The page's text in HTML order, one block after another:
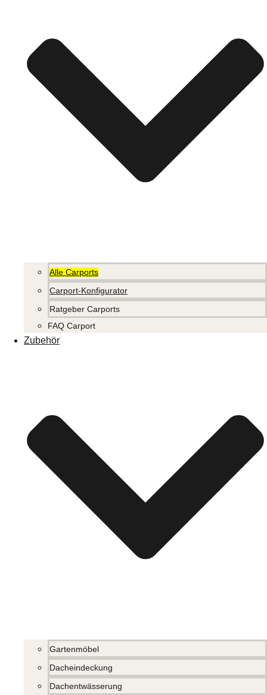
Alle Carports
Carport-Konfigurator
Ratgeber Carports
FAQ Carport
Zubehör
Gartenmöbel
Dacheindeckung
Dachentwässerung